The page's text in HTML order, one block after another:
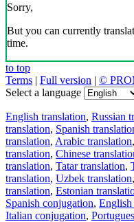
Sorry,
But you can currently
time.
to top
Terms | Full version | ©
Select a language
English translation, Russian
translation, Spanish
translation, Arabic translation,
translation, Chinese
translation, Tatar translation,
translation, Uzbek translation,
translation, Estonian
Spanish conjugation, English
Italian conjugation,